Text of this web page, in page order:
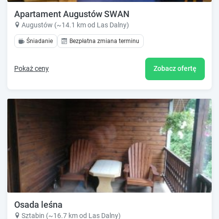
Apartament Augustów SWAN
Augustów (~14.1 km od Las Dalny)
Śniadanie Bezpłatna zmiana terminu
Pokaż ceny Zobacz ofertę
Osada leśna
Sztabin (~16.7 km od Las Dalny)